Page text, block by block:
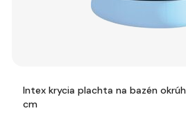
Intex krycia plachta na bazén
cm